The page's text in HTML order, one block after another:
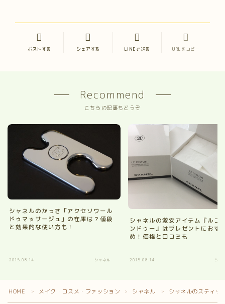
ポストする シェアする LINEで送る URLをコピー
Recommend
こちらの記事もどうぞ
シャネルのかっさ「アクセソワール
ドゥマッサージュ」の在庫は？値段
と効果的な使い方も！
2015.08.14 シャネル
シャネルの激安アイテム『ルコ
ンドゥー』はプレゼントにおす
め！価格と口コミも
2015.08.14 シャ
HOME ＞ メイク・コスメ・ファッション ＞ シャネル ＞ シャネルのスティッ